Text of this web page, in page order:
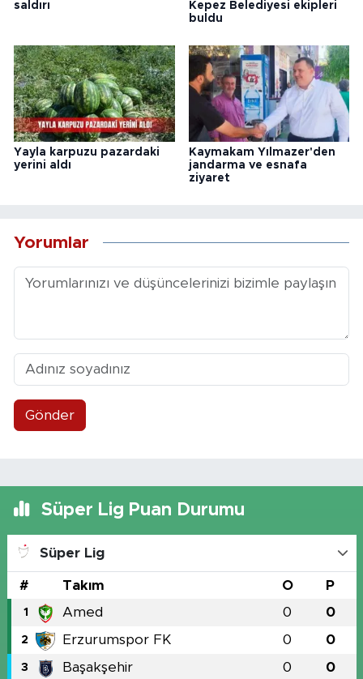
saldırı
Kepez Belediyesi ekipleri
buldu
Yayla karpuzu pazardaki
yerini aldı
Kaymakam Yılmazer'den
jandarma ve esnafa
ziyaret
Yorumlar
Gönder
Süper Lig Puan Durumu
Süper Lig
# Takım O P
1 Amed 0 0
2 Erzurumspor FK 0 0
3 Başakşehir 0 0